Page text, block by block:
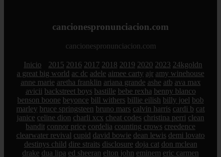
cancionespronunciacion.com
cancionespronunciacion.com
Inicio 2015 2016 2017 2018 2019 2020 2023 24kgoldn
a great big world ac dc adele aimee carty ajr amy winehouse
anne marie aretha franklin ariana grande ashe atb ava max
avicii backstreet boys bastille bebe rexha benny blanco
benson boone beyonce bill withers billie eilish billy joel bob
marley bruce springsteen bruno mars calvin harris cardi b cat
janice celine dion charli xcx cheat codes christina perri clean
bandit connor price cordelia counting crows creedence
clearwater revival cupid david bowie dean lewis demi lovato
destinys child dire straits disclosure doja cat don mclean
drake dua lipa ed sheeran elton john eminem eric carmen